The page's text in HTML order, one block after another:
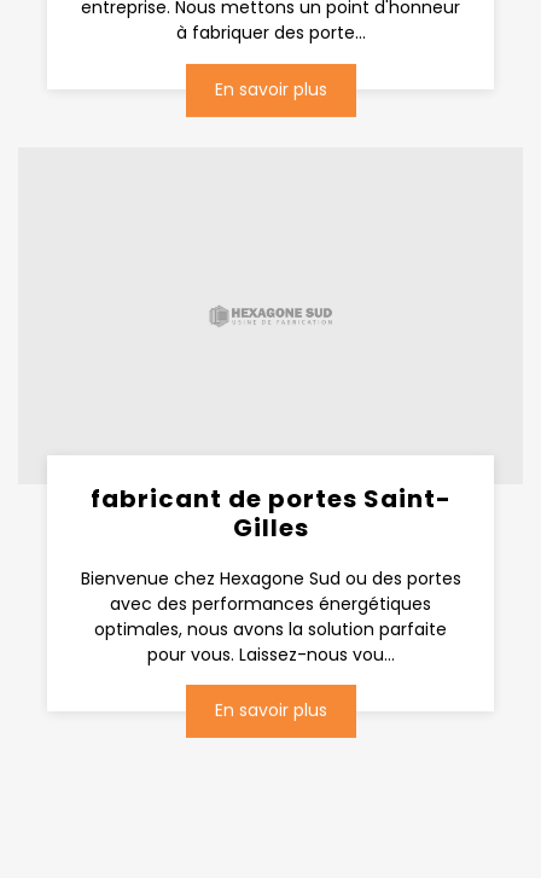
entreprise. Nous mettons un point d'honneur
à fabriquer des porte...
En savoir plus
fabricant de portes Saint-
Gilles
Bienvenue chez Hexagone Sud ou des portes
avec des performances énergétiques
optimales, nous avons la solution parfaite
pour vous. Laissez-nous vou...
En savoir plus